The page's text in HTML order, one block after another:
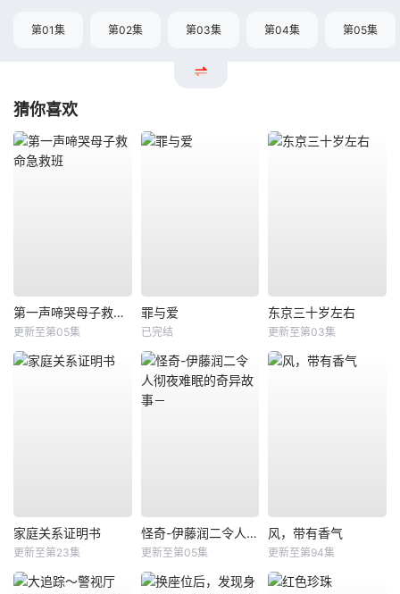
第01集 第02集 第03集 第04集 第05集
猜你喜欢
第一声啼哭母子救命急救班
更新至第05集
罪与爱
已完结
东京三十岁左右
更新至第03集
家庭关系证明书
更新至第23集
怪奇-伊藤润二令人彻夜难眠的奇异故事－
更新至第05集
风，带有香气
更新至第94集